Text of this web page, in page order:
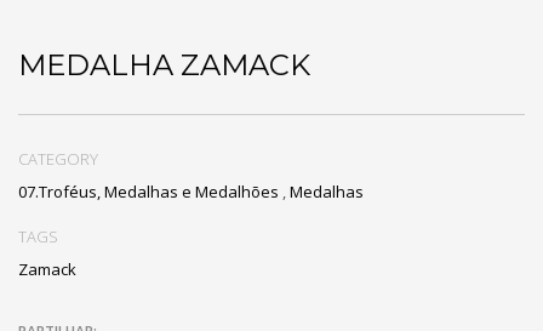
MEDALHA ZAMACK
CATEGORY
07.Troféus, Medalhas e Medalhões ,Medalhas
TAGS
Zamack